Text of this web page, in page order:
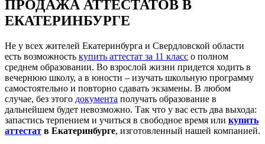
ПРОДАЖА АТТЕСТАТОВ В
ЕКАТЕРИНБУРГЕ
Не у всех жителей Екатеринбурга и Свердловской области
есть возможность купить аттестат за 11 класс о полном
среднем образовании. Во взрослой жизни придется ходить в
вечернюю школу, а в юности – изучать школьную программу
самостоятельно и повторно сдавать экзамены. В любом
случае, без этого документа получать образование в
дальнейшем будет невозможно. Так что у вас есть два выхода:
запастись терпением и учиться в свободное время или купить
аттестат в Екатеринбурге, изготовленный нашей компанией.